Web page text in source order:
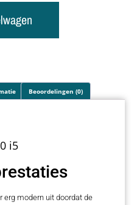
Beoordelingen (0)
i5
erg modern uit doordat de